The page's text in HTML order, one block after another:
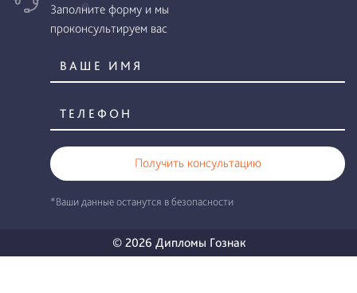
Заполните форму и мы
проконсультируем вас
Получить консультацию
*Ваши данные останутся в безопасности
© 2026 Дипломы Гознак